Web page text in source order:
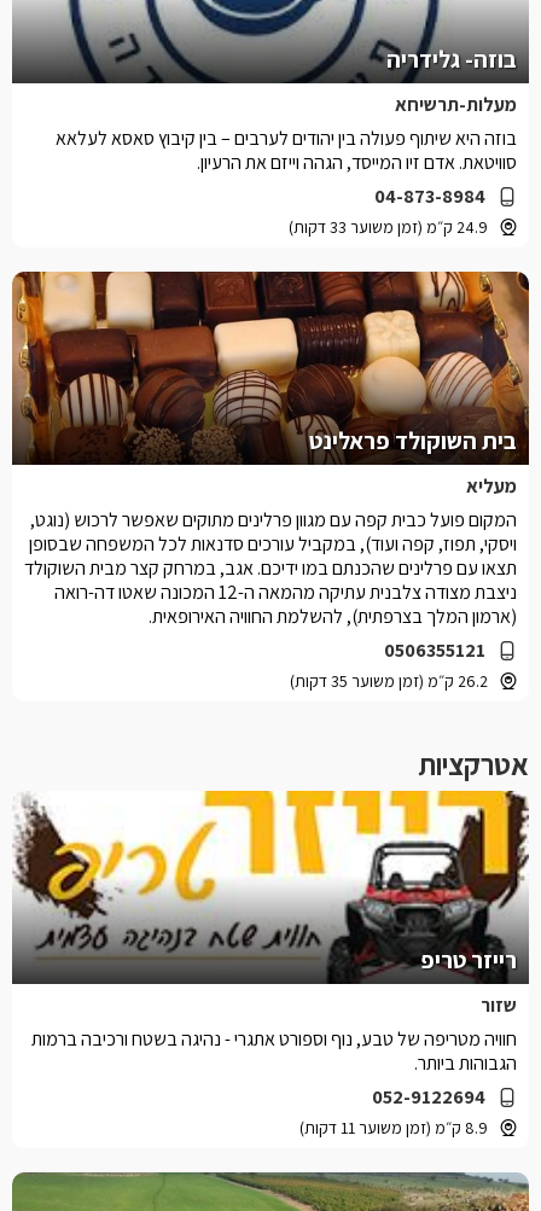
בוזה- גלידריה
מעלות-תרשיחא
04-873-8984
24.9 ק״מ (זמן משוער 33 דקות)
בוזה היא שיתוף פעולה בין יהודים לערבים – בין קיבוץ סאסא לעלאא
סוויטאת. אדם זיו המייסד, הגהה וייזם את הרעיון.
בית השוקולד פראלינט
מעליא
0506355121
26.2 ק״מ (זמן משוער 35 דקות)
המקום פועל כבית קפה עם מגוון פרלינים מתוקים שאפשר לרכוש (נוגט,
ויסקי, תפוז, קפה ועוד), במקביל עורכים סדנאות לכל המשפחה שבסופן
תצאו עם פרלינים שהכנתם במו ידיכם. אגב, במרחק קצר מבית השוקולד
ניצבת מצודה צלבנית עתיקה מהמאה ה-12 המכונה שאטו דה-רואה
(ארמון המלך בצרפתית), להשלמת החוויה האירופאית.
אטרקציות
רייזר טריפ
שזור
052-9122694
8.9 ק״מ (זמן משוער 11 דקות)
חוויה מטריפה של טבע, נוף וספורט אתגרי - נהיגה בשטח ורכיבה ברמות
הגבוהות ביותר.